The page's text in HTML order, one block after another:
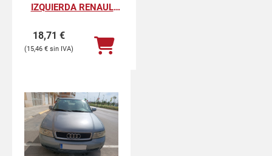
IZQUIERDA RENAULT
PROFESIONAL
18,71 €
15,46 €